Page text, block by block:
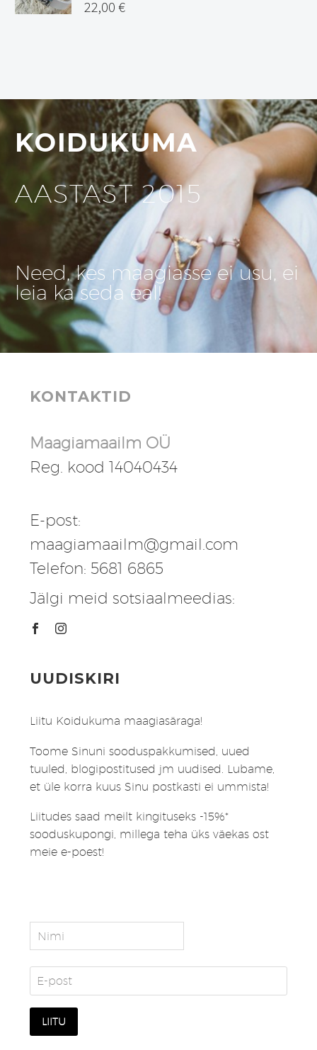
22,00 €
KOIDUKUMA
AASTAST 2015
Need, kes maagiasse ei usu, ei
leia ka seda eal!
KONTAKTID
Maagiamaailm OÜ
Reg. kood 14040434
E-post:
maagiamaailm@gmail.com
Telefon: 5681 6865
Jälgi meid sotsiaalmeedias:
UUDISKIRI
Liitu Koidukuma maagiasäraga!
Toome Sinuni sooduspakkumised, uued
tuuled, blogipostitused jm uudised. Lubame,
et üle korra kuus Sinu postkasti ei ummista!
Liitudes saad meilt kingituseks -15%*
sooduskupongi, millega teha üks väekas ost
meie e-poest!